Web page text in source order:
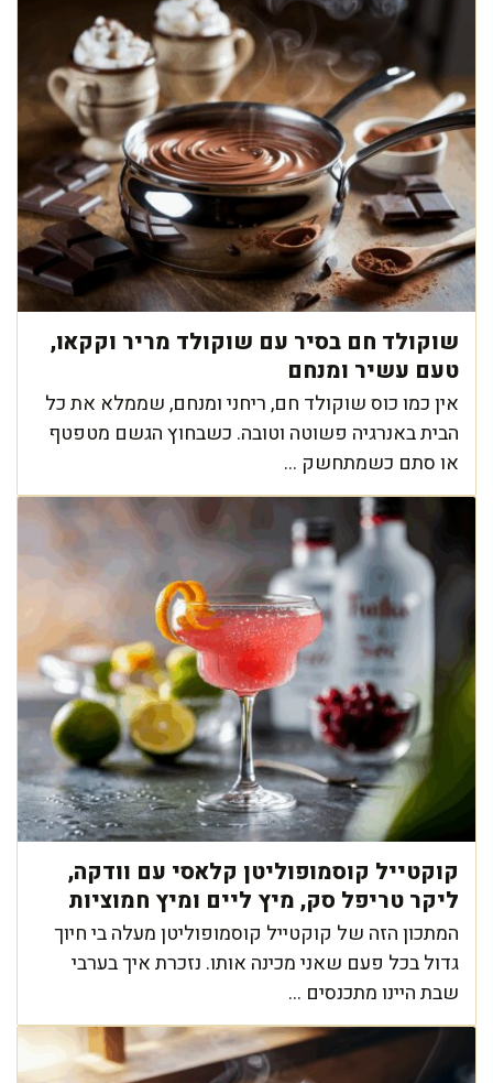
שוקולד חם בסיר עם שוקולד מריר וקקאו,
טעם עשיר ומנחם
אין כמו כוס שוקולד חם, ריחני ומנחם, שממלא את כל
הבית באנרגיה פשוטה וטובה. כשבחוץ הגשם מטפטף
או סתם כשמתחשק ...
קוקטייל קוסמופוליטן קלאסי עם וודקה,
ליקר טריפל סק, מיץ ליים ומיץ חמוציות
המתכון הזה של קוקטייל קוסמופוליטן מעלה בי חיוך
גדול בכל פעם שאני מכינה אותו. נזכרת איך בערבי
שבת היינו מתכנסים ...